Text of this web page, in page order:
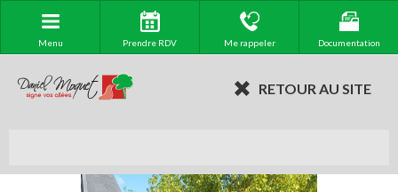
Menu Prendre RDV Me rappeler Documentation
RETOUR AU SITE